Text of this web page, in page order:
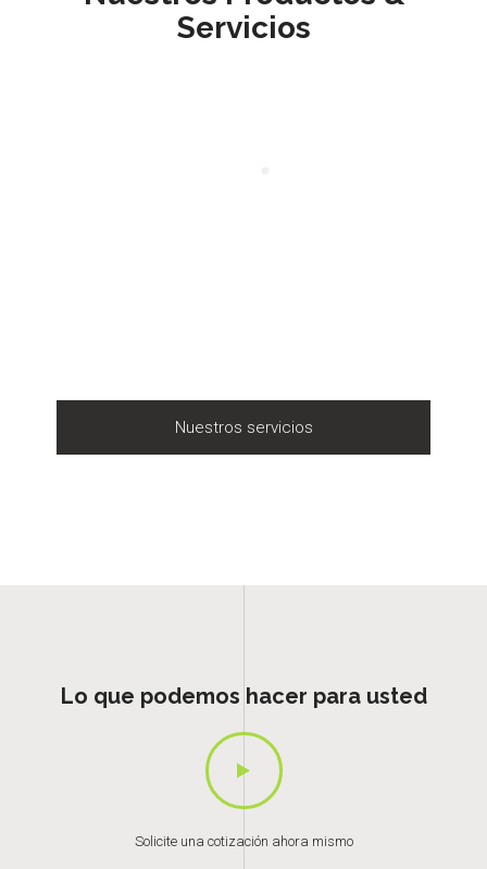
Servicios
Nuestros servicios
Lo que podemos hacer para usted
Solicite una cotización ahora mismo